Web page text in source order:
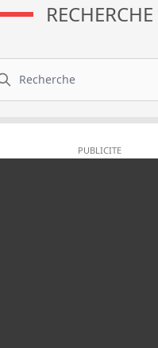
RECHERCHE